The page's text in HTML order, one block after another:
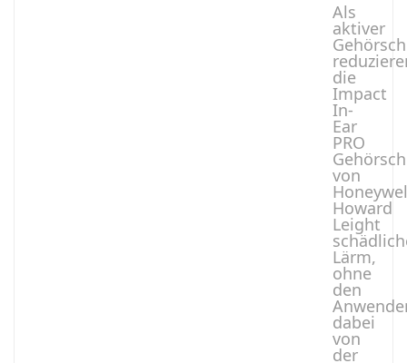
Als
aktiver
die
Impact
In-
Ear
PRO
von
Howard
Leight
Lärm,
ohne
den
dabei
von
der